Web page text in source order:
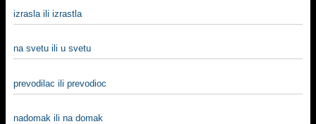
izrasla ili izrastla
na svetu ili u svetu
prevodilac ili prevodioc
nadomak ili na domak